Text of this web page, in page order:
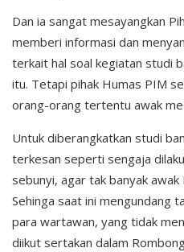
Dan ia sangat mesayangkan
memberi informasi dan
terkait hal soal kegiatan studi
itu. Tetapi pihak Humas PIM
orang-orang tertentu awak
Untuk diberangkatkan studi
terkesan seperti sengaja
sebunyi, agar tak banyak
Sehinga saat ini mengundang
para wartawan, yang tidak
diikut sertakan dalam